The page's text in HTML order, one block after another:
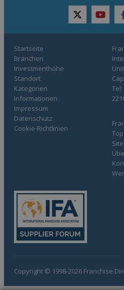
twitter
Startseite
Branchen
Investmenthöhe
Standort
Kategorien
Informationen
Impressum
Datenschutz
Cookie-Richtlinien
Tel:
Copyright © 1998-2026 Franchise